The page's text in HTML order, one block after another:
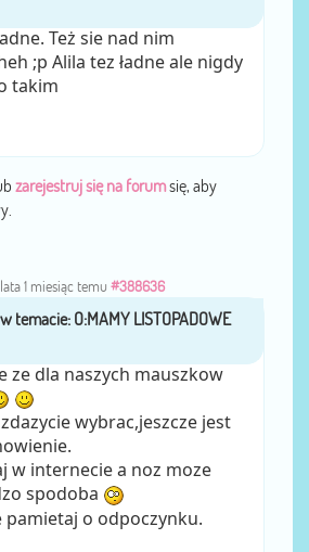
Też sie nad nim
;p Alila tez ładne ale nigdy
takim
zarejestruj się na forumsię, aby
lata 1 miesiąc temu #388636
przez iza
ze dla naszych mauszkow
wybrac,jeszcze jest
w internecie a noz moze
spodoba
pamietaj o odpoczynku.